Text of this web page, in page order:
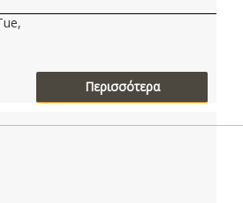
Περισσότερα